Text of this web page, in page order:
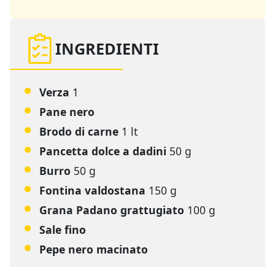
INGREDIENTI
Verza 1
Pane nero
Brodo di carne 1 lt
Pancetta dolce a dadini 50 g
Burro 50 g
Fontina valdostana 150 g
Grana Padano grattugiato 100 g
Sale fino
Pepe nero macinato